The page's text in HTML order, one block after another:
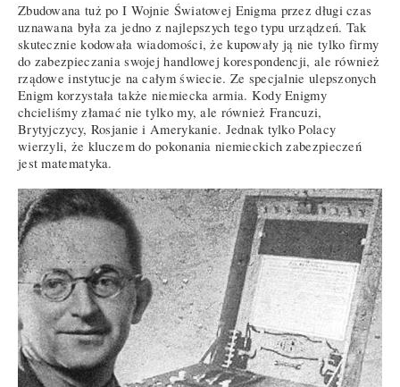
Zbudowana tuż po I Wojnie Światowej Enigma przez długi czas
uznawana była za jedno z najlepszych tego typu urządzeń. Tak
skutecznie kodowała wiadomości, że kupowały ją nie tylko firmy
do zabezpieczania swojej handlowej korespondencji, ale również
rządowe instytucje na całym świecie. Ze specjalnie ulepszonych
Enigm korzystała także niemiecka armia. Kody Enigmy
chcieliśmy złamać nie tylko my, ale również Francuzi,
Brytyjczycy, Rosjanie i Amerykanie. Jednak tylko Polacy
wierzyli, że kluczem do pokonania niemieckich zabezpieczeń
jest matematyka.